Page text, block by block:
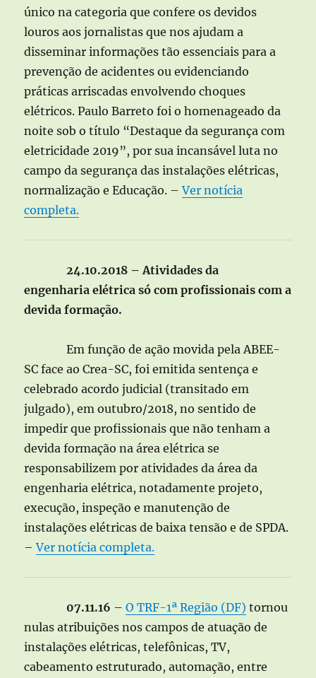
único na categoria que confere os devidos
louros aos jornalistas que nos ajudam a
disseminar informações tão essenciais para a
prevenção de acidentes ou evidenciando
práticas arriscadas envolvendo choques
elétricos. Paulo Barreto foi o homenageado da
noite sob o título “Destaque da segurança com
eletricidade 2019”, por sua incansável luta no
campo da segurança das instalações elétricas,
normalização e Educação. –Ver notícia
completa.
24.10.2018 – Atividades da
engenharia elétrica só com profissionais com a
devida formação.
Em função de ação movida pela ABEE-
SC face ao Crea-SC, foi emitida sentença e
celebrado acordo judicial (transitado em
julgado), em outubro/2018, no sentido de
impedir que profissionais que não tenham a
devida formação na área elétrica se
responsabilizem por atividades da área da
engenharia elétrica, notadamente projeto,
execução, inspeção e manutenção de
instalações elétricas de baixa tensão e de SPDA.
–Ver notícia completa.
07.11.16 –O TRF-1ª Região (DF) tornou
nulas atribuições nos campos de atuação de
instalações elétricas, telefônicas, TV,
cabeamento estruturado, automação, entre